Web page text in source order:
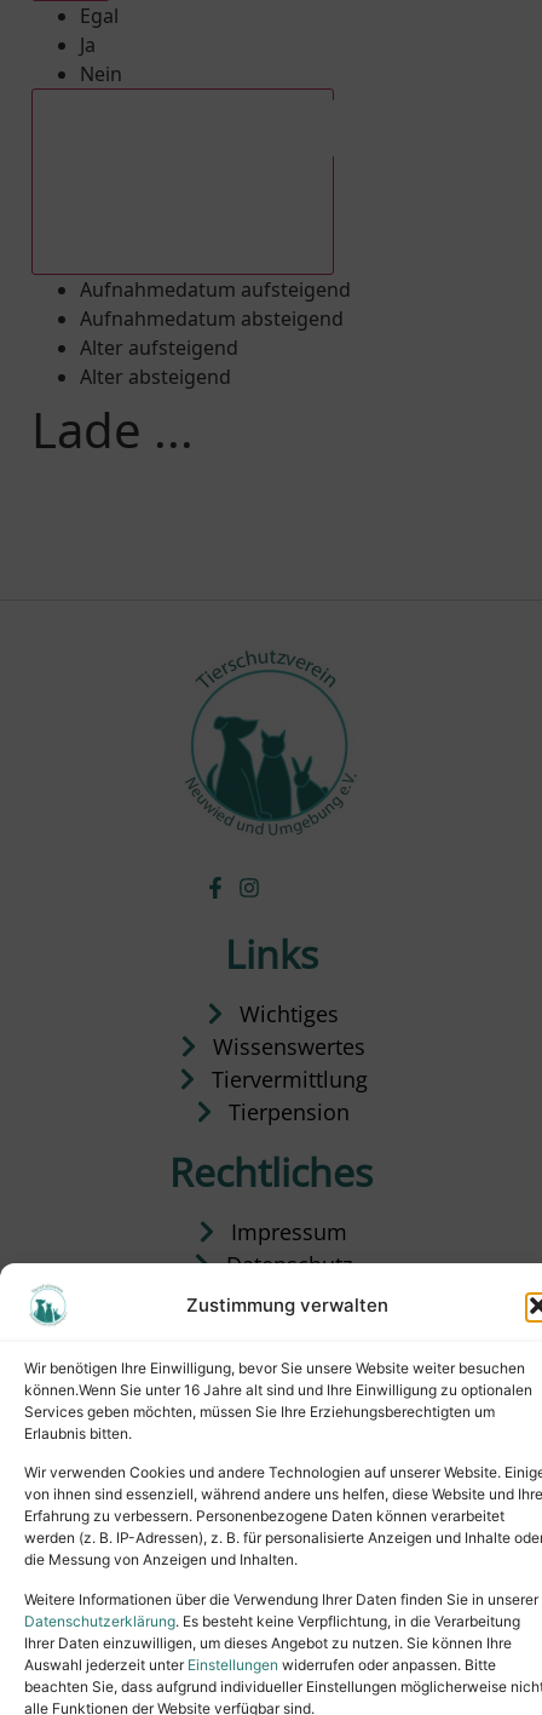
Zustimmung verwalten
Wir benötigen Ihre Einwilligung, bevor Sie unsere Website weiter besuchen
können.Wenn Sie unter 16 Jahre alt sind und Ihre Einwilligung zu optionalen
Services geben möchten, müssen Sie Ihre Erziehungsberechtigten um
Erlaubnis bitten.
Wir verwenden Cookies und andere Technologien auf unserer Website.
von ihnen sind essenziell, während andere uns helfen, diese Website und Ihre
Erfahrung zu verbessern. Personenbezogene Daten können verarbeitet
werden (z. B. IP-Adressen), z. B. für personalisierte Anzeigen und Inhalte
die Messung von Anzeigen und Inhalten.
Weitere Informationen über die Verwendung Ihrer Daten finden Sie in unserer
Datenschutzerklärung. Es besteht keine Verpflichtung, in die Verarbeitung
Ihrer Daten einzuwilligen, um dieses Angebot zu nutzen. Sie können Ihre
Auswahl jederzeit unter Einstellungen widerrufen oder anpassen. Bitte
beachten Sie, dass aufgrund individueller Einstellungen möglicherweise
alle Funktionen der Website verfügbar sind.
Egal
Ja
Nein
Aufnahmedatum aufsteigend
Aufnahmedatum absteigend
Alter aufsteigend
Alter absteigend
Lade ...
Links
Wichtiges
Wissenswertes
Tiervermittlung
Tierpension
Rechtliches
Impressum
Datenschutz
Satzung
Copyright © 2024. All rights reserved.
Tel.: (02631) 55356buero@tierheim-neuwied.de
Ludwigshof 1, 56567 Neuwied